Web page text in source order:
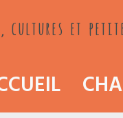
et